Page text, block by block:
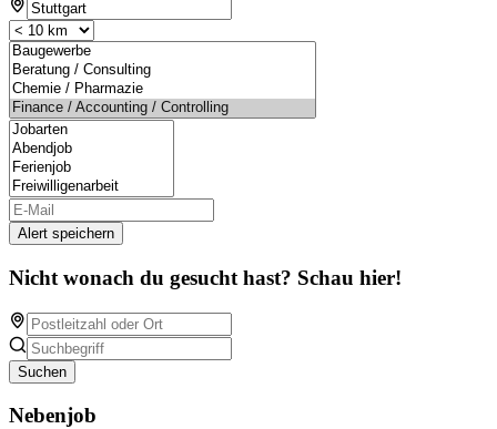
Alert speichern
Nicht wonach du gesucht hast? Schau hier!
Suchen
Nebenjob